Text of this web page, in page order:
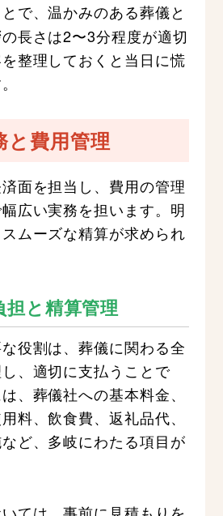
で、温かみのある葬儀と
長さは2〜3分程度が適切
整理しておくと当日に慌
と費用管理
面を担当し、費用の管理
広い実務を担います。明
ムーズな精算が求められ
と精算管理
役割は、葬儀に関わる全
、適切に支払うことで
、葬儀社への基本料金、
料、飲食費、返礼品代、
ど、多岐にわたる項目が